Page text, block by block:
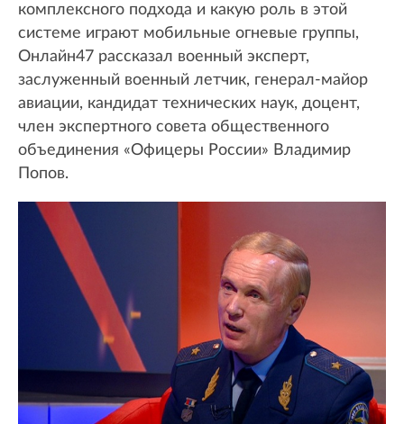
комплексного подхода и какую роль в этой
системе играют мобильные огневые группы,
Онлайн47 рассказал военный эксперт,
заслуженный военный летчик, генерал-майор
авиации, кандидат технических наук, доцент,
член экспертного совета общественного
объединения «Офицеры России» Владимир
Попов.